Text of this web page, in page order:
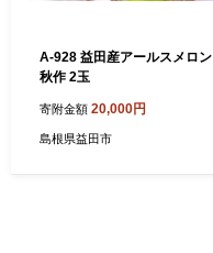
A-928 益田産アールスメロン
秋作 2玉
寄附金額 20,000円
島根県益田市